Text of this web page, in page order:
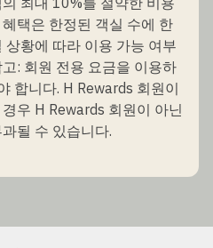
택은 한정된 객실 수에 한
황에 따라 이용 가능 여부
: 회원 전용 요금을 이용하
합니다. H Rewards 회원이
우 H Rewards 회원이 아닌
될 수 있습니다.